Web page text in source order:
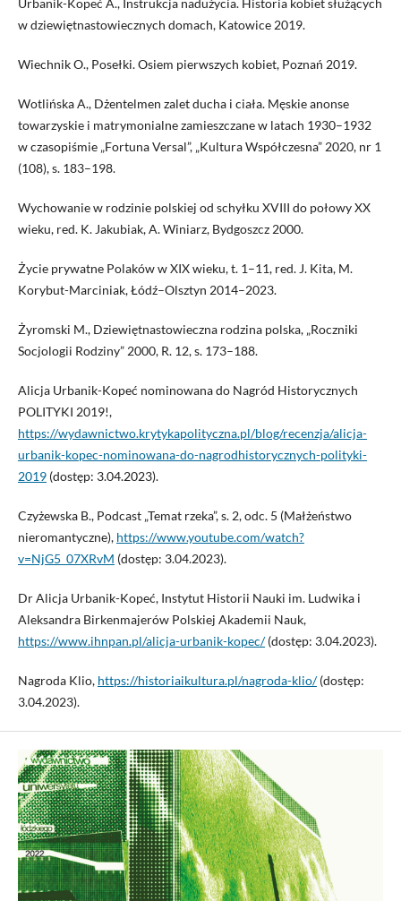
Urbanik-Kopeć A., Instrukcja nadużycia. Historia kobiet służących
w dziewiętnastowiecznych domach, Katowice 2019.
Wiechnik O., Posełki. Osiem pierwszych kobiet, Poznań 2019.
Wotlińska A., Dżentelmen zalet ducha i ciała. Męskie anonse
towarzyskie i matrymonialne zamieszczane w latach 1930–1932
w czasopiśmie „Fortuna Versal”, „Kultura Współczesna” 2020, nr 1
(108), s. 183–198.
Wychowanie w rodzinie polskiej od schyłku XVIII do połowy XX
wieku, red. K. Jakubiak, A. Winiarz, Bydgoszcz 2000.
Życie prywatne Polaków w XIX wieku, t. 1–11, red. J. Kita, M.
Korybut-Marciniak, Łódź–Olsztyn 2014–2023.
Żyromski M., Dziewiętnastowieczna rodzina polska, „Roczniki
Socjologii Rodziny” 2000, R. 12, s. 173–188.
Alicja Urbanik-Kopeć nominowana do Nagród Historycznych
POLITYKI 2019!,
https://wydawnictwo.krytykapolityczna.pl/blog/recenzja/alicja-
urbanik-kopec-nominowana-do-nagrodhistorycznych-polityki-
2019(dostęp: 3.04.2023).
Czyżewska B., Podcast „Temat rzeka”, s. 2, odc. 5 (Małżeństwo
nieromantyczne), https://www.youtube.com/watch?
v=NjG5_07XRvM (dostęp: 3.04.2023).
Dr Alicja Urbanik-Kopeć, Instytut Historii Nauki im. Ludwika i
Aleksandra Birkenmajerów Polskiej Akademii Nauk,
https://www.ihnpan.pl/alicja-urbanik-kopec/(dostęp: 3.04.2023).
Nagroda Klio, https://historiaikultura.pl/nagroda-klio/(dostęp:
3.04.2023).